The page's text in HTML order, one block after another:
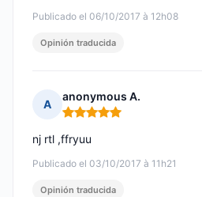
Publicado el 06/10/2017 à 12h08
Opinión traducida
A
anonymous A.
Nota: 5 de 5
Publicado el 03/10/2017 à 11h21
nj rtl ,ffryuu
Opinión traducida